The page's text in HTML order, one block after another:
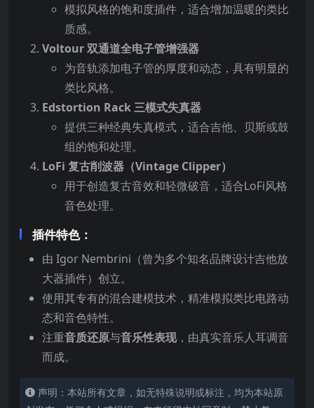
模拟风格的饱和度插件，适合增加温暖的类比
质感。
Voltour 双通道全电子管增强器
为音轨添加电子管的厚度和动态，具有明显的
类比风格。
Edstortion Rack 三模式失真器
提供三种经典失真模式，适合吉他、贝斯或鼓
组的饱和处理。
LoFi 复古削波器（Vintage Clipper）
用于创造复古音效和轻微破音，适合LoFi风格
音色处理。
插件特色：
由 Igor Nembrini（曾为多个知名品牌设计吉他放
大器插件）创立。
使用其专有的混合建模技术，精准模拟类比电路动
态和音色特性。
注重音质还原与音乐性表现，由真实音乐人耳调音
而成。
声明：本站所有文章，如无特殊说明或标注，均为本站原